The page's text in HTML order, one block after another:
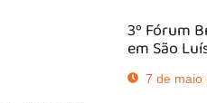
3º Fórum
em São
7 de maio